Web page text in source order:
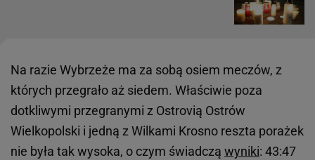
Na razie Wybrzeże ma za sobą osiem meczów, z
których przegrało aż siedem. Właściwie poza
dotkliwymi przegranymi z Ostrovią Ostrów
Wielkopolski i jedną z Wilkami Krosno reszta porażek
nie była tak wysoka, o czym świadczą wyniki: 43:47